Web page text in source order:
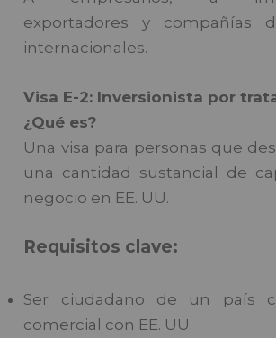
exportadores y compañías
internacionales.
Visa E-2: Inversionista por
¿Qué es?
Una visa para personas que
una cantidad sustancial de
negocio en EE. UU.
Requisitos clave:
Ser ciudadano de un país
comercial con EE. UU.